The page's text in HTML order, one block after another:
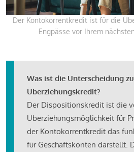
Der Kontokorrentkredit ist für die
Engpässe vor Ihrem
Was ist die Unterscheidung
Überziehungskredit?
Der Dispositionskredit ist die
Überziehungsmöglichkeit für
der Kontokorrentkredit das
für Geschäftskonten darstellt.